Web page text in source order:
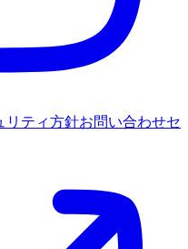
リティ方針お問い合わせセ